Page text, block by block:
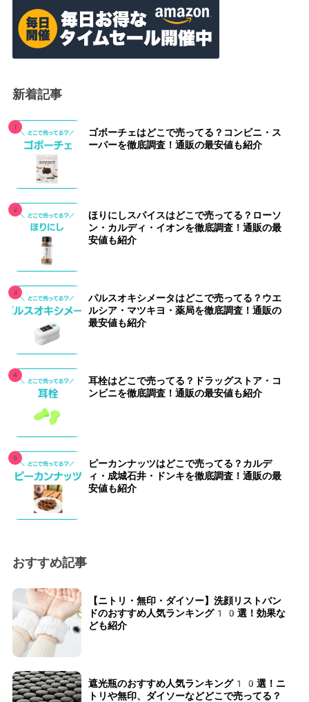
新着記事
ゴボーチェはどこで売ってる？コンビニ・ス
ーパーを徹底調査！通販の最安値も紹介
ほりにしスパイスはどこで売ってる？ローソ
ン・カルディ・イオンを徹底調査！通販の最
安値も紹介
パルスオキシメータはどこで売ってる？ウエ
ルシア・マツキヨ・薬局を徹底調査！通販の
最安値も紹介
耳栓はどこで売ってる？ドラッグストア・コ
ンビニを徹底調査！通販の最安値も紹介
ピーカンナッツはどこで売ってる？カルデ
ィ・成城石井・ドンキを徹底調査！通販の最
安値も紹介
おすすめ記事
【ニトリ・無印・ダイソー】洗顔リストバン
ドのおすすめ人気ランキング10選！効果な
ども紹介
遮光瓶のおすすめ人気ランキング10選！ニ
トリや無印、ダイソーなどどこで売ってる？